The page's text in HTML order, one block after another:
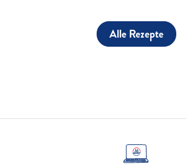
Alle Rezepte